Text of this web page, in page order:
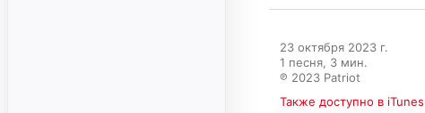
23 октября 2023 г.
1 песня, 3 мин.
℗ 2023 Patriot
Также доступно в